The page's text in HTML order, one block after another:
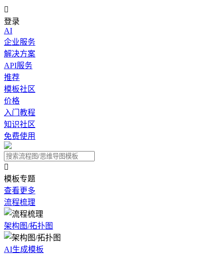

登录
AI
企业服务
解决方案
API服务
推荐
模板社区
价格
入门教程
知识社区
免费使用

模板专题
查看更多
流程梳理
架构图/拓扑图
AI生成模板